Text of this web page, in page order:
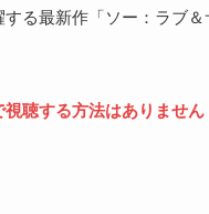
る最新作「ソー：ラブ
聴する方法はありません